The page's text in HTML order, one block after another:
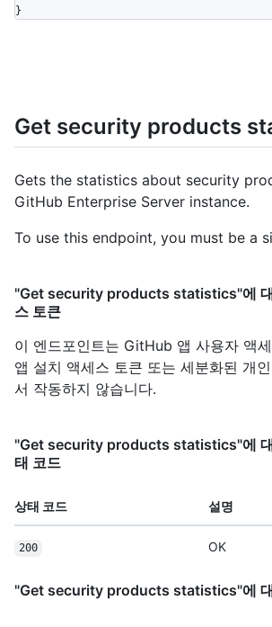
}
Get security products
Gets the statistics about security
GitHub Enterprise Server instance.
To use this endpoint, you must be a
"Get security products statistics"에 대
스 토큰
이 엔드포인트는 GitHub 앱 사용자 액
앱 설치 액세스 토큰 또는 세분화된 개
서 작동하지 않습니다.
"Get security products statistics"에
태 코드
상태 코드 설명
200 OK
"Get security products statistics"에